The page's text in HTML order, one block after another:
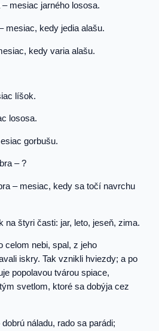
mesiac jarného lososa.
mesiac, kedy jedia alašu.
kedy varia alašu.
líšok.
lososa.
gorbušu.
– ?
– mesiac, kedy sa točí navrchu
na štyri časti: jar, leto, jeseň, zima.
celom nebi, spal, z jeho
iskry. Tak vznikli hviezdy; a po
popolavou tvárou spiace,
svetlom, ktoré sa dobýja cez
náladu, rado sa parádi;